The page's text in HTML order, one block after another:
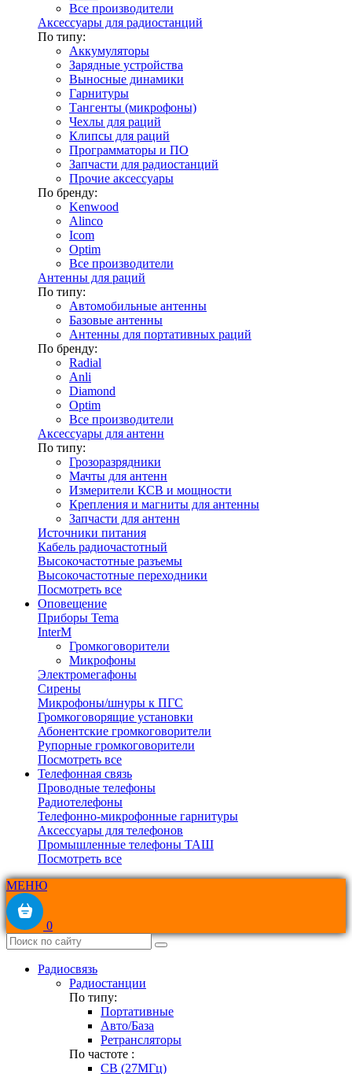
Все производители
Аксессуары для радиостанций
По типу:
Аккумуляторы
Зарядные устройства
Выносные динамики
Гарнитуры
Тангенты (микрофоны)
Чехлы для раций
Клипсы для раций
Программаторы и ПО
Запчасти для радиостанций
Прочие аксессуары
По бренду:
Kenwood
Alinco
Icom
Optim
Все производители
Антенны для раций
По типу:
Автомобильные антенны
Базовые антенны
Антенны для портативных раций
По бренду:
Radial
Anli
Diamond
Optim
Все производители
Аксессуары для антенн
По типу:
Грозоразрядники
Мачты для антенн
Измерители КСВ и мощности
Крепления и магниты для антенны
Запчасти для антенн
Источники питания
Кабель радиочастотный
Высокочастотные разъемы
Высокочастотные переходники
Посмотреть все
Оповещение
Приборы Tema
InterM
Громкоговорители
Микрофоны
Электромегафоны
Сирены
Микрофоны/шнуры к ПГС
Громкоговорящие установки
Абонентские громкоговорители
Рупорные громкоговорители
Посмотреть все
Телефонная связь
Проводные телефоны
Радиотелефоны
Телефонно-микрофонные гарнитуры
Аксессуары для телефонов
Промышленные телефоны ТАШ
Посмотреть все
МЕНЮ
0
Радиосвязь
Радиостанции
По типу:
Портативные
Авто/База
Ретрансляторы
По частоте :
CB (27МГц)